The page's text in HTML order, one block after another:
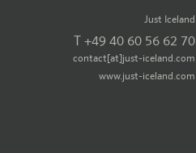
Just Iceland
T +49 40 60 56 62 70
contact[at]just-iceland.com
www.just-iceland.com